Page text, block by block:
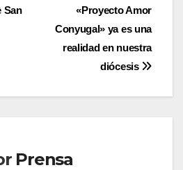
«Proyecto Amor
Conyugal» ya es una
realidad en nuestra
diócesis
San
Prensa